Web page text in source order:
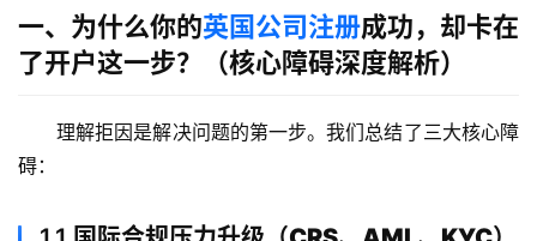
一、为什么你的英国公司注册成功，却卡在
了开户这一步？（核心障碍深度解析）
理解拒因是解决问题的第一步。我们总结了三大核心障
碍：